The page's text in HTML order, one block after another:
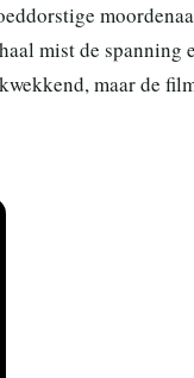
mist de spanning
maar de